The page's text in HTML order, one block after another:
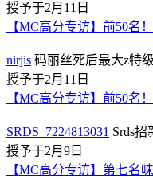
授予于2月11日
【MC高分专访】前50名
nirjis 码丽丝死后最大z特
授予于2月11日
【MC高分专访】前50名
SRDS_7224813031 Srds招
授予于2月9日
【MC高分专访】第七名